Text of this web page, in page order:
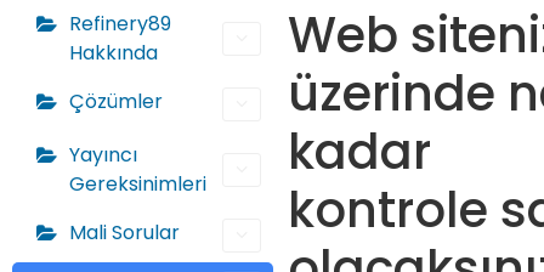
Refinery89
Hakkında
Çözümler
Yayıncı
Gereksinimleri
Mali Sorular
Web
üzerinde
kadar
kontrole